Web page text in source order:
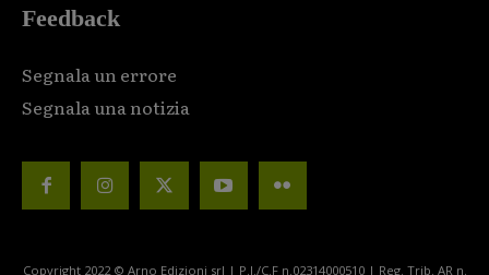
Feedback
Segnala un errore
Segnala una notizia
Copyright 2022 © Arno Edizioni srl | P.I./C.F n.02314000510 | Reg. Trib. AR n.